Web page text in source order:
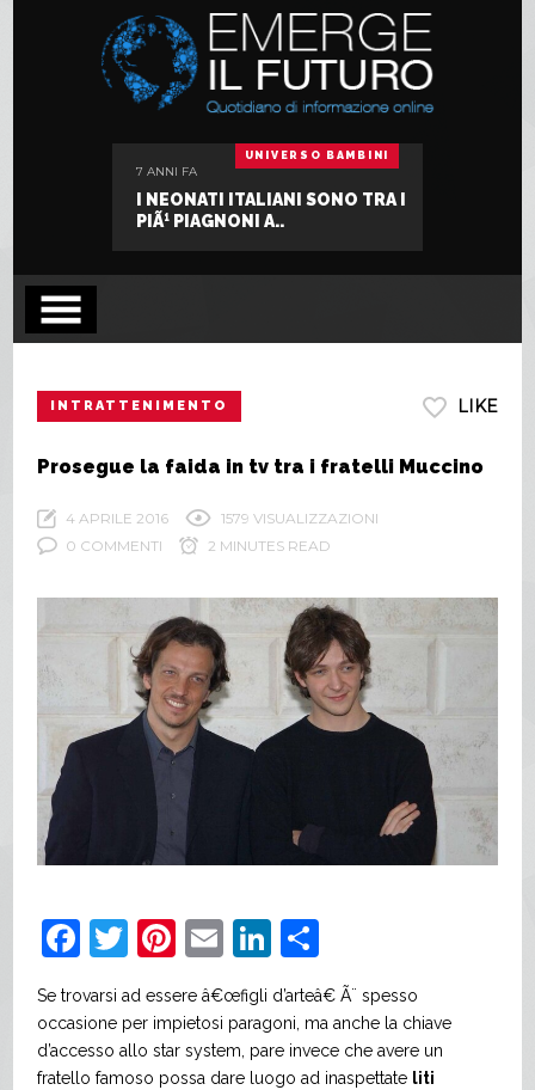
I NEONATI ITALIANI SONO TRA I
PIÃ¹ PIAGNONI A..
UNIVERSO BAMBINI
7 ANNI FA
INTRATTENIMENTO LIKE
Prosegue la faida in tv tra i fratelli Muccino
4 APRILE 2016
1579 VISUALIZZAZIONI
0 COMMENTI
2 MINUTES READ
Facebook
Twitter
Pinterest
EmailLinkedIn
Se trovarsi ad essere â€œfigli d’arteâ€ Ã¨ spesso
occasione per impietosi paragoni, ma anche la chiave
d’accesso allo star system, pare invece che avere un
fratello famoso possa dare luogo ad inaspettate liti